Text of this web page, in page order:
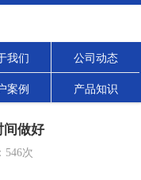
我们 公司动态
案例 产品知识
间做好
546次